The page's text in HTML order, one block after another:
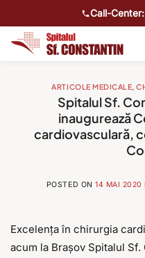
Call-
ARTICOLE MEDICALE,
Spitalul Sf.
inaugurează
cardiovasculară,
POSTED ON14 MAI 2020
Excelența în chirurgia
acum la Brașov Spitalul